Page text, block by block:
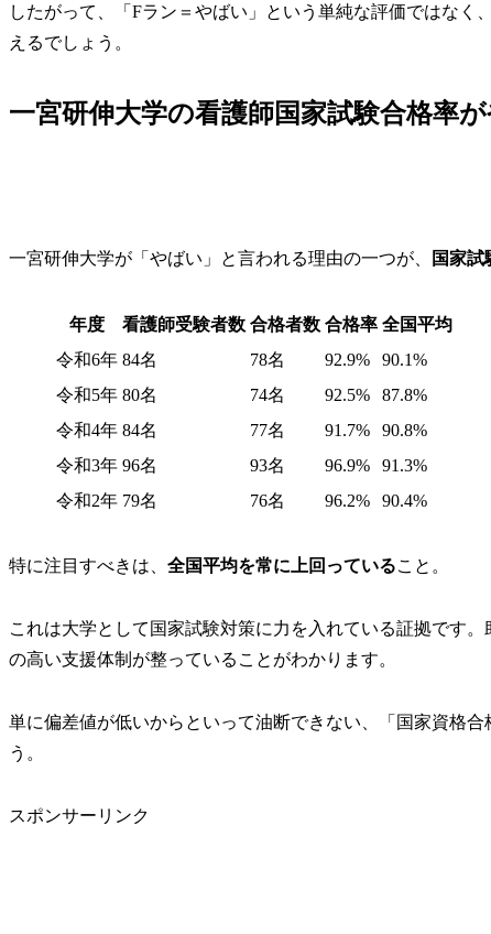
したがって、「Fラン＝やばい」という単純な評価ではな
えるでしょう。
一宮研伸大学の看護師国家試験合格率
一宮研伸大学が「やばい」と言われる理由の一つが、 国家試
年度 看護師受験者数 合格者数 合格率 全国平均
令和6年 84名 78名 92.9%
90.1%
令和5年 80名 74名 92.5%
87.8%
令和4年 84名 77名 91.7%
90.8%
令和3年 96名 93名 96.9%
91.3%
令和2年 79名 76名 96.2% 90.4%
特に注目すべきは、 全国平均を常に上回っていること。
これは大学として国家試験対策に力を入れている証拠です
の高い支援体制が整っていることがわかります。
単に偏差値が低いからといって油断できない 、「国家資格
う。
スポンサーリンク